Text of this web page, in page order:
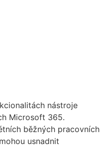
nástroje
Microsoft 365.
běžných pracovních
usnadnit